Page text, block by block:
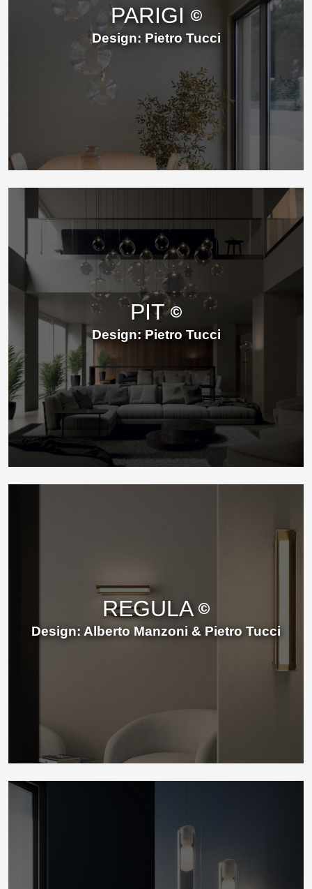
PARIGI
Design: Pietro Tucci
PIT
Design: Pietro Tucci
REGULA
Design: Alberto Manzoni & Pietro Tucci